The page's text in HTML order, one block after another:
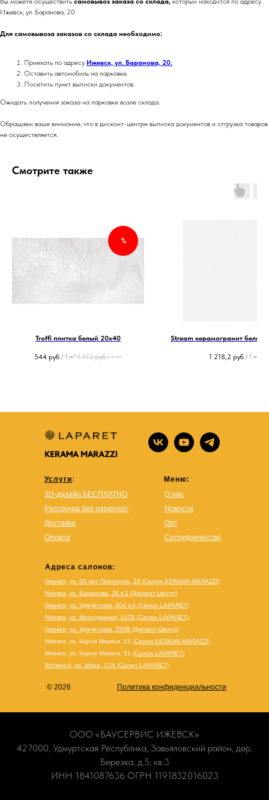
Ижевск, ул. Баранова, 20.
Для самовывоза заказов со склада необходимо:
Приехать по адресу Ижевск, ул. Баранова, 20.
Оставить автомобиль на парковке.
Посетить пункт выписки документов.
Ожидать получения заказа на парковке возле склада.
Обращаем ваше внимание, что в дисконт-центре выписка документов и отгрузка товаров
не осуществляется.
Смотрите также
%
Troffi плитка белый 20х40
544 руб / 1 m² 1 172 руб / 1 m²
Stream керамогранит белый
1 218,2 руб / 1 m²
Услуги:
3D-дизайн БЕСПЛАТНО
Рассрочка без переплат
Доставка
Оплата
Меню:
О нас
Новости
Опт
Сотрудничество
Адреса салонов:
Ижевск, ул. 50 лет Пионерии, 18 (Салон KERAMA MARAZZI)
Ижевск, ул. Баранова, 26 к.2 (Дисконт-Центр)
Ижевск, ул. Удмуртская, 304 к.4 (Салон LAPARET)
Ижевск, ул. Молодежная, 107Б (Салон LAPARET)
Ижевск, ул. Удмуртская, 255В (Дисконт-Центр)
Ижевск, ул. Карла Маркса, 61 (Салон KERAMA MARAZZI)
Ижевск, ул. Карла Маркса, 61 (Салон LAPARET)
Воткинск, ул. Мира, 17А (Салон LAPARET)
© 2026 Политика конфиденциальности
ООО «БАУСЕРВИС ИЖЕВСК»
427000, Удмуртская Республика, Завьяловский район, дер.
Березка, д.5, кв.3
ИНН 1841087636 ОГРН 1191832016023